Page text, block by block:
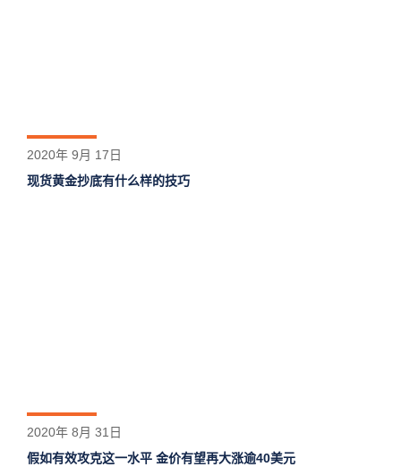
2020年 9月 17日
现货黄金抄底有什么样的技巧
2020年 8月 31日
假如有效攻克这一水平 金价有望再大涨逾40美元